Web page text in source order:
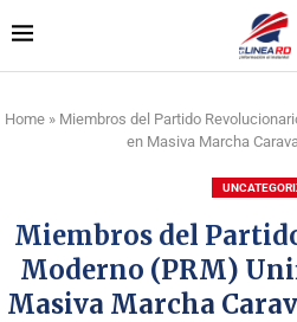
Home» Miembros del Partido
en Masiva Marcha
Miembros del
Moderno (PRM)
Masiva Marcha